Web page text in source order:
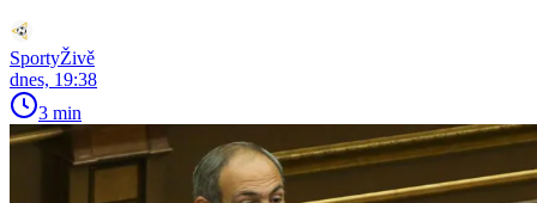
SportyŽivě
dnes, 19:38
3 min